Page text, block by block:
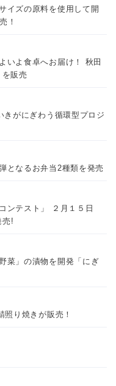
イズの原料を使用して開
！
いよ食卓へお届け！ 秋田
販売
がにぎわう循環型プロジ
となるお弁当2種類を発売
ンテスト」 ２月１５日
売!
菜」の漬物を開発「にぎ
り焼きが販売！